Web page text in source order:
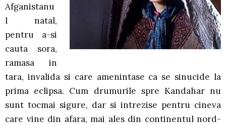
Afganistanu
l natal,
pentru a-si
cauta sora,
ramasa in
tara, invalida si care amenintase ca se sinucide la
prima eclipsa. Cum drumurile spre Kandahar nu
sunt tocmai sigure, dar si intrezise pentru cineva
care vine din afara, mai ales din continentul nord-